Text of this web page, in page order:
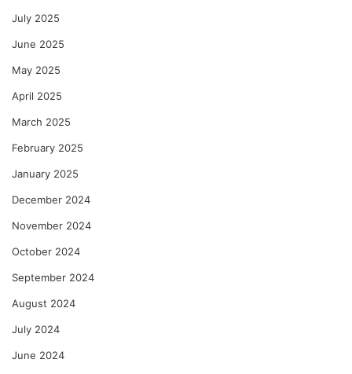
July 2025
June 2025
May 2025
April 2025
March 2025
February 2025
January 2025
December 2024
November 2024
October 2024
September 2024
August 2024
July 2024
June 2024